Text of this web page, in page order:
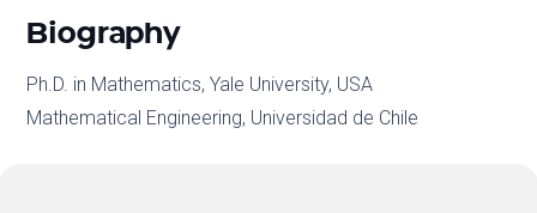
Biography
Ph.D. in Mathematics, Yale University, USA
Mathematical Engineering, Universidad de Chile